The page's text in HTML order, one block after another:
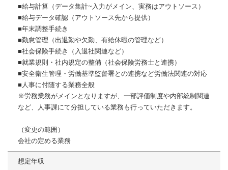
■給与計算（データ集計~入力がメイン、実務はアウトソース）
■給与データ確認（アウトソース先から提供）
■年末調整手続き
■勤怠管理（出退勤や欠勤、有給休暇の管理など）
■社会保険手続き（入退社関連など）
■就業規則・社内規定の整備（社会保険労務士と連携）
■安全衛生管理・労働基準監督署との連携など労働法関連の対応
■人事に付随する業務全般
※労務業務がメインとなりますが、一部評価制度や内部統制関連
など、人事課にて分担している業務も行っていただきます。
（変更の範囲）
会社の定める業務
想定年収